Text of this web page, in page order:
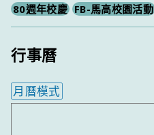
80週年校慶 FB-馬高校園活動
行事曆
月曆模式